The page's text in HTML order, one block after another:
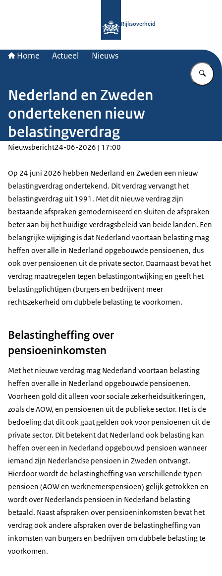
Rijksoverheid
Home Actueel Nieuws
Nederland en Zweden
ondertekenen nieuw
belastingverdrag
Nieuwsbericht24-06-2026 | 17:00
Op 24 juni 2026 hebben Nederland en Zweden een nieuw
belastingverdrag ondertekend. Dit verdrag vervangt het
belastingverdrag uit 1991. Met dit nieuwe verdrag zijn
bestaande afspraken gemoderniseerd en sluiten de afspraken
beter aan bij het huidige verdragsbeleid van beide landen. Een
belangrijke wijziging is dat Nederland voortaan belasting mag
heffen over alle in Nederland opgebouwde pensioenen, dus
ook over pensioenen uit de private sector. Daarnaast bevat het
verdrag maatregelen tegen belastingontwijking en geeft het
belastingplichtigen (burgers en bedrijven) meer
rechtszekerheid om dubbele belasting te voorkomen.
Belastingheffing over
pensioeninkomsten
Met het nieuwe verdrag mag Nederland voortaan belasting
heffen over alle in Nederland opgebouwde pensioenen.
Voorheen gold dit alleen voor sociale zekerheidsuitkeringen,
zoals de AOW, en pensioenen uit de publieke sector. Het is de
bedoeling dat dit ook gaat gelden ook voor pensioenen uit de
private sector. Dit betekent dat Nederland ook belasting kan
heffen over een in Nederland opgebouwd pensioen wanneer
iemand zijn Nederlandse pensioen in Zweden ontvangt.
Hierdoor wordt de belastingheffing van verschillende typen
pensioen (AOW en werknemerspensioen) gelijk getrokken en
wordt over Nederlands pensioen in Nederland belasting
betaald. Naast afspraken over pensioeninkomsten bevat het
verdrag ook andere afspraken over de belastingheffing van
inkomsten van burgers en bedrijven om dubbele belasting te
voorkomen.